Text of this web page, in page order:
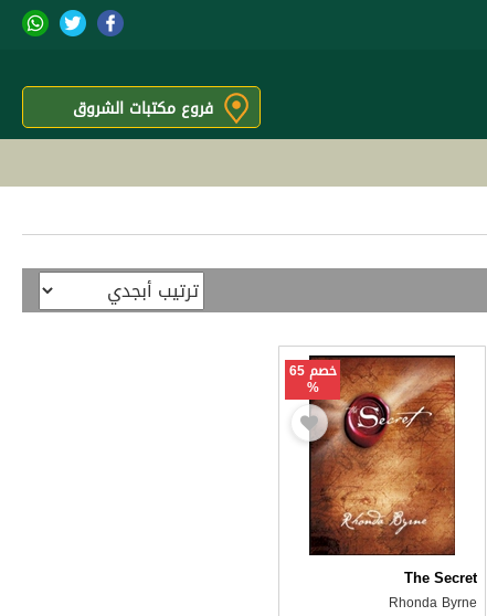
فروع مكتبات الشروق
خصم 65
%
The Secret
Rhonda Byrne